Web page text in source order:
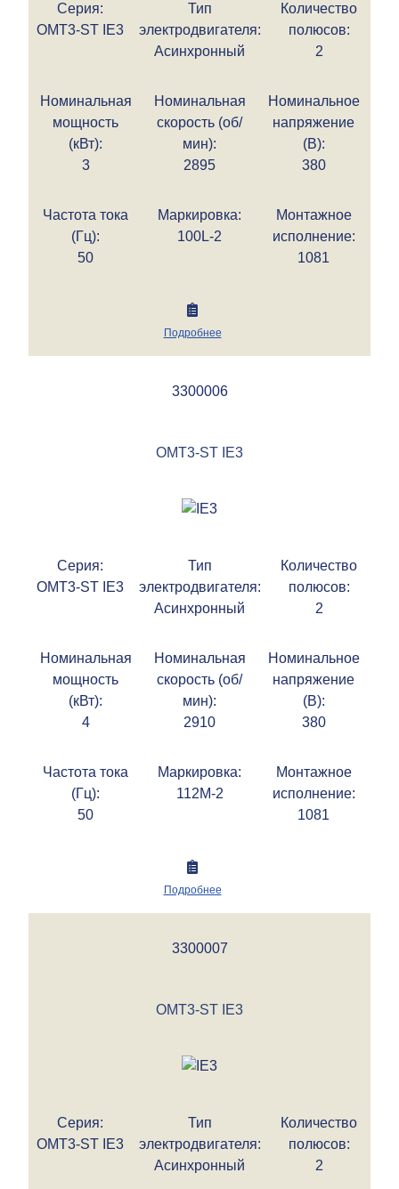
Серия:
OMT3-ST IE3
Тип
электродвигателя:
Асинхронный
Количество
полюсов:
2
Номинальная
мощность
(кВт):
3
Номинальная
скорость (об/
мин):
2895
Номинальное
напряжение
(В):
380
Частота тока
(Гц):
50
Маркировка:
100L-2
Монтажное
исполнение:
1081
Подробнее
3300006
OMT3-ST IE3
Серия:
OMT3-ST IE3
Тип
электродвигателя:
Асинхронный
Количество
полюсов:
2
Номинальная
мощность
(кВт):
4
Номинальная
скорость (об/
мин):
2910
Номинальное
напряжение
(В):
380
Частота тока
(Гц):
50
Маркировка:
112M-2
Монтажное
исполнение:
1081
Подробнее
3300007
OMT3-ST IE3
Серия:
OMT3-ST IE3
Тип
электродвигателя:
Асинхронный
Количество
полюсов:
2